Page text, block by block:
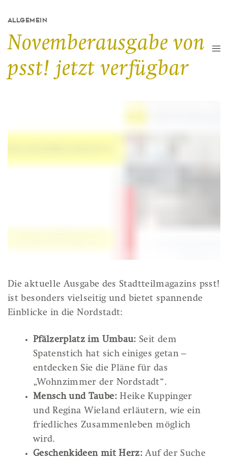
ALLGEMEIN
Novemberausgabe von
psst! jetzt verfügbar
Die aktuelle Ausgabe des Stadtteilmagazins psst!
ist besonders vielseitig und bietet spannende
Einblicke in die Nordstadt:
Pfälzerplatz im Umbau: Seit dem
Spatenstich hat sich einiges getan –
entdecken Sie die Pläne für das
„Wohnzimmer der Nordstadt“.
Mensch und Taube:Heike Kuppinger
und Regina Wieland erläutern, wie ein
friedliches Zusammenleben möglich
wird.
Geschenkideen mit Herz: Auf der Suche